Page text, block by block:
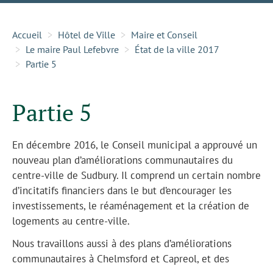
Accueil Hôtel de Ville
Maire et Conseil
Le maire Paul Lefebvre
État de la ville 2017
Partie 5
Partie 5
En décembre 2016, le Conseil municipal a approuvé un
nouveau plan d’améliorations communautaires du
centre-ville de Sudbury. Il comprend un certain nombre
d’incitatifs financiers dans le but d’encourager les
investissements, le réaménagement et la création de
logements au centre-ville.
Nous travaillons aussi à des plans d’améliorations
communautaires à Chelmsford et Capreol, et des